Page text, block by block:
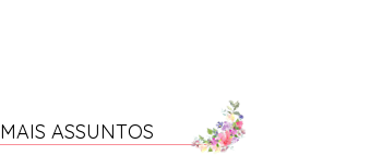
MAIS ASSUNTOS